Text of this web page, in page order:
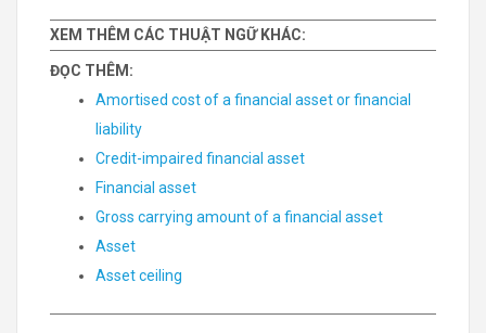
XEM THÊM CÁC THUẬT NGỮ KHÁC:
ĐỌC THÊM:
Amortised cost of a financial asset or financial
liability
Credit-impaired financial asset
Financial asset
Gross carrying amount of a financial asset
Asset
Asset ceiling